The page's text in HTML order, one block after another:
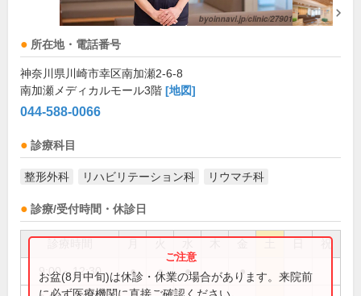
所在地・電話番号
神奈川県川崎市幸区南加瀬2-6-8
南加瀬メディカルモール3階 [地図]
044-588-0066
診療科目
整形外科 リハビリテーション科 リウマチ科
診療/受付時間・休診日
祝
9:00～12:30 ● ● ● ●
お盆(8月中旬)は休診・休業の場合があります。来院前
に必ず医療機関に直接ご確認ください。